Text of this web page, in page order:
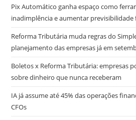
Pix Automático ganha espaço como
inadimplência e aumentar previsibilidade
Reforma Tributária muda regras do
planejamento das empresas já em
Boletos x Reforma Tributária: empresas
sobre dinheiro que nunca receberam
IA já assume até 45% das operações
CFOs